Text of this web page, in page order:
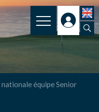
équipe Senior
nationale